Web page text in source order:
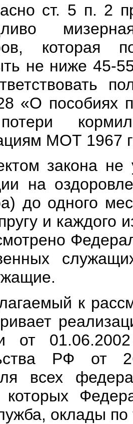
ст. 5 п. 2
которая
не ниже 45-
«О пособиях
МОТ 1967
закона не
на
до одного
и каждого
к
от
РФ от
всех
оклады